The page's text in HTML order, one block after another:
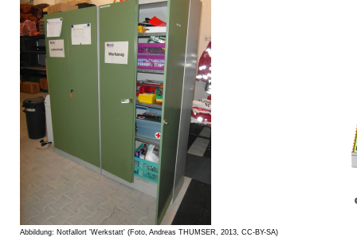
Abbildung: Notfallort 'Werkstatt' (Foto, Andreas THUMSER, 2013, CC-BY-SA)